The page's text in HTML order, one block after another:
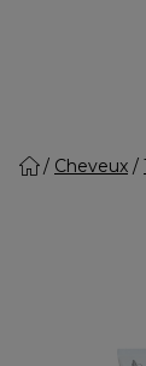
Cheveux